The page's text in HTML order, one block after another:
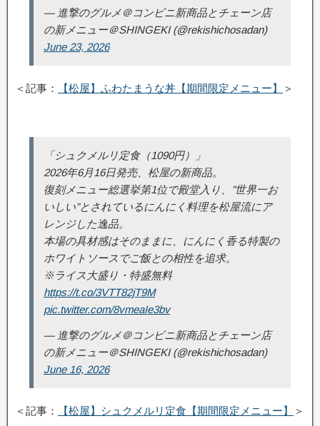
— 進撃のグルメ＠コンビニ新商品とチェーン店
の新メニュー＠SHINGEKI (@rekishichosadan)
June 23, 2026
＜記事： 【松屋】ふわたまうな丼【期間限定メニュー】 ＞
「シュクメルリ定食（1090円）」
2026年6月16日発売、松屋の新商品。
復刻メニュー総選挙第1位で殿堂入り、”世界一お
いしい”とされているにんにく料理を松屋流にア
レンジした逸品。
本場の具材感はそのままに、にんにく香る特製の
ホワイトソースでご飯との相性を追求。
※ライス大盛り・特盛無料
https://t.co/3VTT82jT9M
pic.twitter.com/8vmeaIe3bv
— 進撃のグルメ＠コンビニ新商品とチェーン店
の新メニュー＠SHINGEKI (@rekishichosadan)
June 16, 2026
＜記事： 【松屋】シュクメルリ定食【期間限定メニュー】 ＞